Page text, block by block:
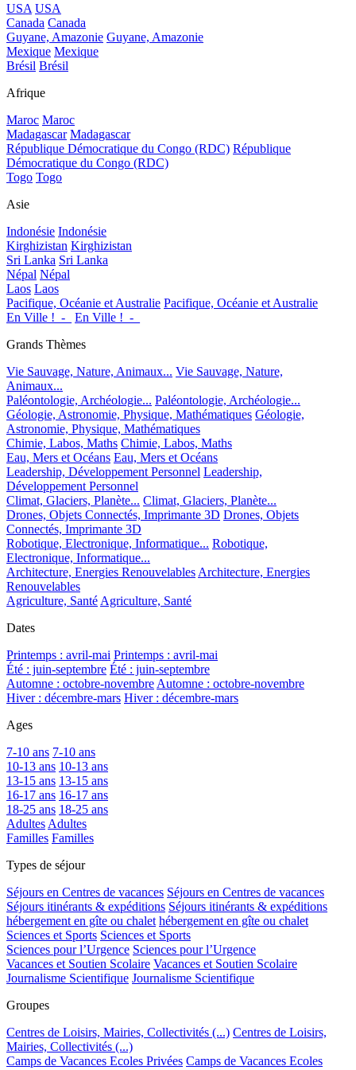
USA USA
Canada Canada
Guyane, Amazonie Guyane, Amazonie
Mexique Mexique
Brésil Brésil
Afrique
Maroc Maroc
Madagascar Madagascar
République Démocratique du Congo (RDC) République
Démocratique du Congo (RDC)
Togo Togo
Asie
Indonésie Indonésie
Kirghizistan Kirghizistan
Sri Lanka Sri Lanka
Népal Népal
Laos Laos
Pacifique, Océanie et Australie Pacifique, Océanie et Australie
En Ville !_-_
En Ville !_-_
Grands Thèmes
Vie Sauvage, Nature, Animaux... Vie Sauvage, Nature,
Animaux...
Paléontologie, Archéologie... Paléontologie, Archéologie...
Géologie, Astronomie, Physique, Mathématiques Géologie,
Astronomie, Physique, Mathématiques
Chimie, Labos, Maths Chimie, Labos, Maths
Eau, Mers et Océans Eau, Mers et Océans
Leadership, Développement Personnel Leadership,
Développement Personnel
Climat, Glaciers, Planète... Climat, Glaciers, Planète...
Drones, Objets Connectés, Imprimante 3D Drones, Objets
Connectés, Imprimante 3D
Robotique, Electronique, Informatique... Robotique,
Electronique, Informatique...
Architecture, Energies Renouvelables Architecture, Energies
Renouvelables
Agriculture, Santé Agriculture, Santé
Dates
Printemps : avril-mai Printemps : avril-mai
Été : juin-septembre Été : juin-septembre
Automne : octobre-novembre Automne : octobre-novembre
Hiver : décembre-mars Hiver : décembre-mars
Ages
7-10 ans 7-10 ans
10-13 ans 10-13 ans
13-15 ans 13-15 ans
16-17 ans 16-17 ans
18-25 ans 18-25 ans
Adultes Adultes
Familles Familles
Types de séjour
Séjours en Centres de vacances Séjours en Centres de vacances
Séjours itinérants & expéditions Séjours itinérants & expéditions
hébergement en gîte ou chalet hébergement en gîte ou chalet
Sciences et Sports Sciences et Sports
Sciences pour l’Urgence Sciences pour l’Urgence
Vacances et Soutien Scolaire Vacances et Soutien Scolaire
Journalisme Scientifique Journalisme Scientifique
Groupes
Centres de Loisirs, Mairies, Collectivités (...) Centres de Loisirs,
Mairies, Collectivités (...)
Camps de Vacances Ecoles Privées Camps de Vacances Ecoles